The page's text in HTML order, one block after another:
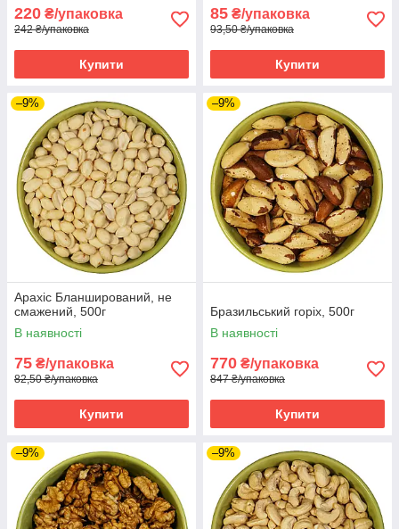
220 ₴/упаковка
242 ₴/упаковка
Купити
85 ₴/упаковка
93,50 ₴/упаковка
Купити
–9%
Арахіс Бланширований, не
смажений, 500г
В наявності
75 ₴/упаковка
82,50 ₴/упаковка
Купити
–9%
Бразильський горіх, 500г
В наявності
770 ₴/упаковка
847 ₴/упаковка
Купити
–9% –9%